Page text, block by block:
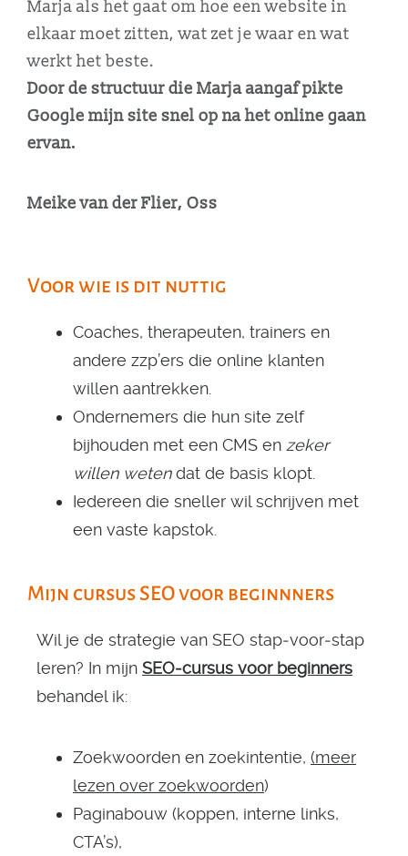
Marja als het gaat om hoe een website in
elkaar moet zitten, wat zet je waar en wat
werkt het beste.
Door de structuur die Marja aangaf pikte
Google mijn site snel op na het online gaan
ervan.
Meike van der Flier, Oss
Voor wie is dit nuttig
Coaches, therapeuten, trainers en
andere zzp’ers die online klanten
willen aantrekken.
Ondernemers die hun site zelf
bijhouden met een CMS en zeker
willen wetendat de basis klopt.
Iedereen die sneller wil schrijven met
een vaste kapstok.
Mijn cursus SEO voor beginnners
Wil je de strategie van SEO stap‑voor‑stap
leren? In mijn SEO‑cursus voor beginners
behandel ik:
Zoekwoorden en zoekintentie, (meer
lezen over zoekwoorden)
Paginabouw (koppen, interne links,
CTA’s),